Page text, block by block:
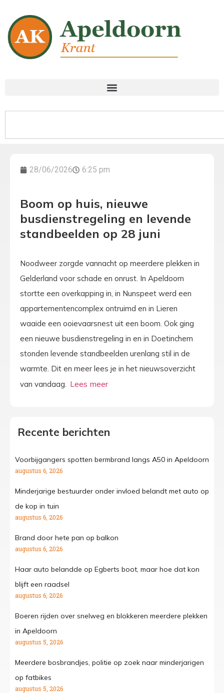
28/06/2026 6:25 pm
Boom op huis, nieuwe
busdienstregeling en levende
standbeelden op 28 juni
Noodweer zorgde vannacht op meerdere plekken in
Gelderland voor schade en onrust. In Apeldoorn
stortte een overkapping in, in Nunspeet werd een
appartementencomplex ontruimd en in Lieren
waaide een ooievaarsnest uit een boom. Ook ging
een nieuwe busdienstregeling in en in Doetinchem
stonden levende standbeelden urenlang stil in de
warmte. Dit en meer lees je in het nieuwsoverzicht
van vandaag.
Recente berichten
Voorbijgangers spotten bermbrand langs A50 in Apeldoorn
augustus 6, 2026
Minderjarige bestuurder onder invloed belandt met auto op
de kop in tuin
augustus 6, 2026
Brand door hete pan op balkon
augustus 6, 2026
Haar auto belandde op Egberts boot, maar hoe dat kon
blijft een raadsel
augustus 6, 2026
Boeren rijden over snelweg en blokkeren meerdere plekken
in Apeldoorn
augustus 5, 2026
Meerdere bosbrandjes, politie op zoek naar minderjarigen
op fatbikes
augustus 5, 2026